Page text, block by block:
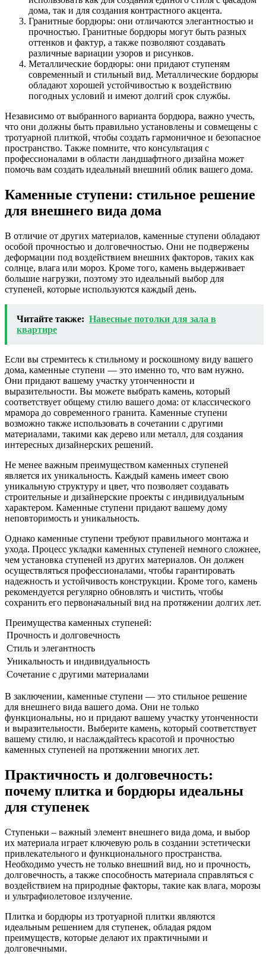
дома, так и для создания контрастного акцента.
Гранитные бордюры: они отличаются элегантностью и
прочностью. Гранитные бордюры могут быть разных
оттенков и фактур, а также позволяют создавать
различные вариации узоров и рисунков.
Металлические бордюры: они придают ступеням
современный и стильный вид. Металлические бордюры
обладают хорошей устойчивостью к воздействию
погодных условий и имеют долгий срок службы.
Независимо от выбранного варианта бордюра, важно учесть,
что они должны быть правильно установлены и совмещены с
тротуарной плиткой, чтобы создать гармоничное и безопасное
пространство. Также помните, что консультация с
профессионалами в области ландшафтного дизайна может
помочь вам создать идеальный внешний облик вашего дома.
Каменные ступени: стильное решение
для внешнего вида дома
В отличие от других материалов, каменные ступени обладают
особой прочностью и долговечностью. Они не подвержены
деформации под воздействием внешних факторов, таких как
солнце, влага или мороз. Кроме того, камень выдерживает
большие нагрузки, поэтому это идеальный выбор для
ступеней, которые используются каждый день.
Читайте также: Навесные потолки для зала в
квартире
Если вы стремитесь к стильному и роскошному виду вашего
дома, каменные ступени — это именно то, что вам нужно.
Они придают вашему участку утонченности и
выразительности. Вы можете выбрать камень, который
соответствует общему стилю вашего дома: от классического
мрамора до современного гранита. Каменные ступени
возможно также использовать в сочетании с другими
материалами, такими как дерево или металл, для создания
интересных дизайнерских решений.
Не менее важным преимуществом каменных ступеней
является их уникальность. Каждый камень имеет свою
уникальную структуру и цвет, что позволяет создавать
строительные и дизайнерские проекты с индивидуальным
характером. Каменные ступени придают вашему дому
неповторимость и уникальность.
Однако каменные ступени требуют правильного монтажа и
ухода. Процесс укладки каменных ступеней немного сложнее,
чем установка ступеней из других материалов. Он должен
осуществляться профессионалами, чтобы гарантировать
надежность и устойчивость конструкции. Кроме того, камень
рекомендуется регулярно обновлять и чистить, чтобы
сохранить его первоначальный вид на протяжении долгих лет.
Преимущества каменных ступеней:
Прочность и долговечность
Стиль и элегантность
Уникальность и индивидуальность
Сочетание с другими материалами
В заключении, каменные ступени — это стильное решение
для внешнего вида вашего дома. Они не только
функциональны, но и придают вашему участку утонченности
и выразительности. Выберите камень, который соответствует
вашему стилю, и наслаждайтесь красотой и прочностью
каменных ступеней на протяжении многих лет.
Практичность и долговечность:
почему плитка и бордюры идеальны
для ступенек
Ступеньки – важный элемент внешнего вида дома, и выбор
их материала играет ключевую роль в создании эстетически
привлекательного и функционального пространства.
Необходимо учесть не только внешний вид, но и прочность,
долговечность, а также способность материала справляться с
воздействием на природные факторы, такие как влага, морозы
и ультрафиолетовое излучение.
Плитка и бордюры из тротуарной плитки являются
идеальным решением для ступенек, обладая рядом
преимуществ, которые делают их практичными и
долговечными.